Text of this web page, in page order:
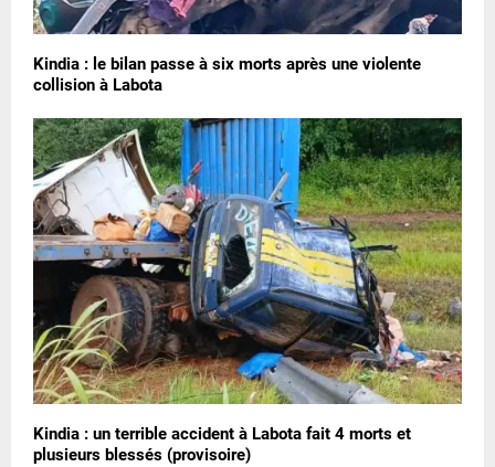
Kindia : le bilan passe à six morts après une violente
collision à Labota
Kindia : un terrible accident à Labota fait 4 morts et
plusieurs blessés (provisoire)